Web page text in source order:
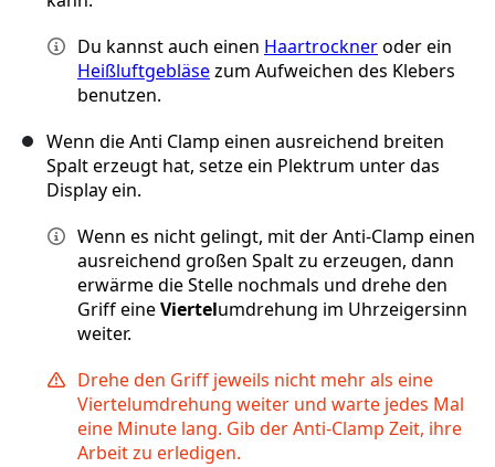
Du kannst auch einen Haartrockneroder ein
Heißluftgebläsezum Aufweichen des Klebers
benutzen.
Wenn die Anti Clamp einen ausreichend breiten
Spalt erzeugt hat, setze ein Plektrum unter das
Display ein.
Wenn es nicht gelingt, mit der Anti-Clamp einen
ausreichend großen Spalt zu erzeugen, dann
erwärme die Stelle nochmals und drehe den
Griff eineViertelumdrehung im Uhrzeigersinn
weiter.
Drehe den Griff jeweils nicht mehr als eine
Viertelumdrehung weiter und warte jedes Mal
eine Minute lang. Gib der Anti-Clamp Zeit, ihre
Arbeit zu erledigen.